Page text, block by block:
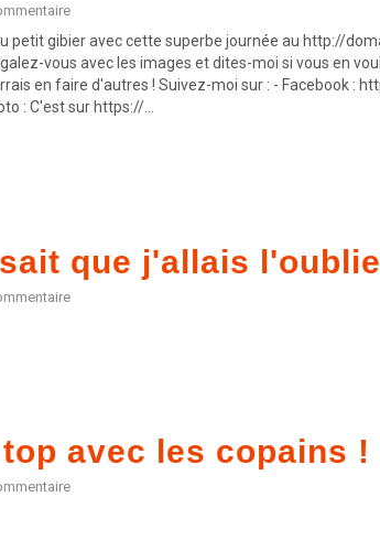
petit gibier avec cette superbe journée au http://
vous avec les images et dites-moi si vous en
en faire d'autres ! Suivez-moi sur : - Facebook
: C'est sur https://...
que j'allais
avec les copains !